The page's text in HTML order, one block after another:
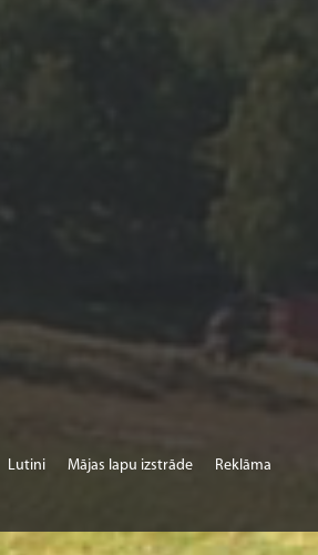
Lutini Mājas lapu izstrāde Reklāma